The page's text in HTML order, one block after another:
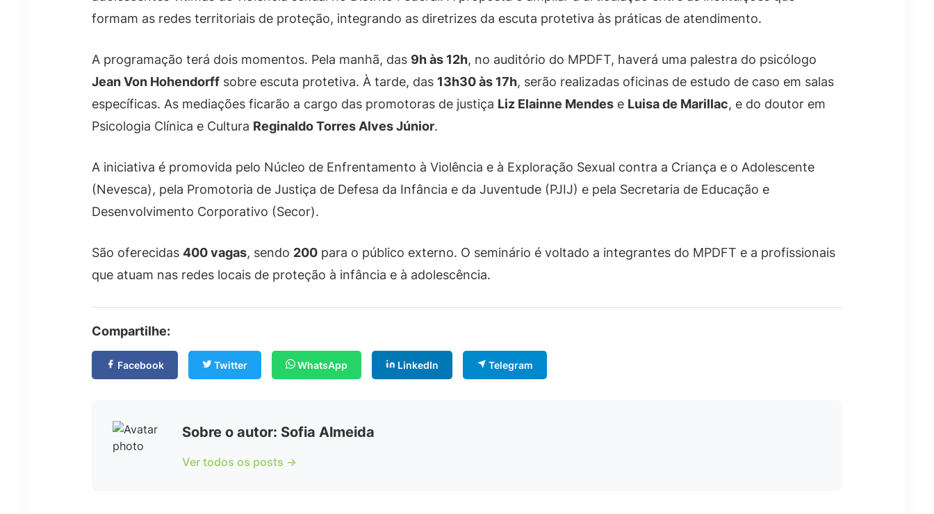
formam as redes territoriais de proteção, integrando as diretrizes da escuta protetiva às práticas de atendimento.
A programação terá dois momentos. Pela manhã, das 9h às 12h, no auditório do MPDFT, haverá uma palestra do psicólogo
Jean Von Hohendorff sobre escuta protetiva. À tarde, das 13h30 às 17h, serão realizadas oficinas de estudo de caso em salas
específicas. As mediações ficarão a cargo das promotoras de justiça Liz Elainne Mendes e Luisa de Marillac, e do doutor em
Psicologia Clínica e Cultura Reginaldo Torres Alves Júnior.
A iniciativa é promovida pelo Núcleo de Enfrentamento à Violência e à Exploração Sexual contra a Criança e o Adolescente
(Nevesca), pela Promotoria de Justiça de Defesa da Infância e da Juventude (PJIJ) e pela Secretaria de Educação e
Desenvolvimento Corporativo (Secor).
São oferecidas 400 vagas, sendo 200 para o público externo. O seminário é voltado a integrantes do MPDFT e a profissionais
que atuam nas redes locais de proteção à infância e à adolescência.
Compartilhe:
Facebook Twitter WhatsApp LinkedIn Telegram
Sobre o autor: Sofia Almeida
Ver todos os posts →